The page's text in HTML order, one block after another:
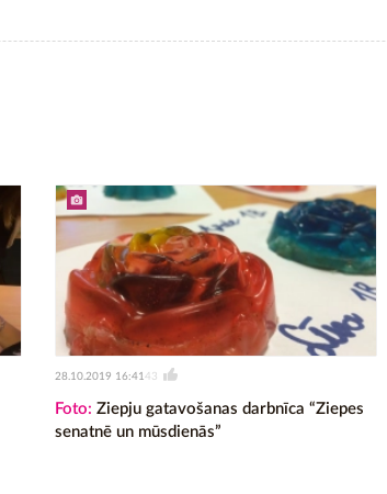
Foto:Ziepju gatavošanas darbnīca “Ziepes
senatnē un mūsdienās”
28.10.2019 16:4143